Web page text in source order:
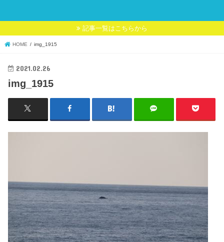
記事一覧はこちらから
HOME img_1915
2021.02.26
img_1915